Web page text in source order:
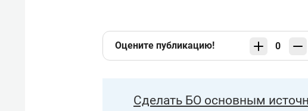
Оцените публикацию! 0
Сделать БО основным